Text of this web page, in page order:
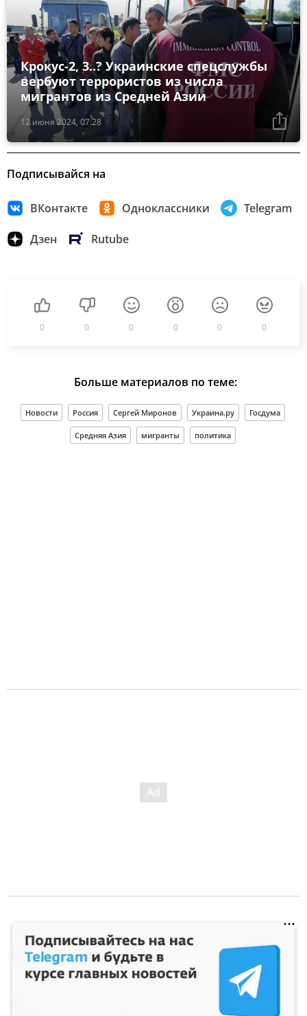
12 июня 2024, 07:28
Крокус-2, 3..? Украинские спецслужбы
вербуют террористов из числа
мигрантов из Средней Азии
Подписывайся на
ВКонтакте Одноклассники Telegram
Дзен Rutube
0 0 0 0 0 0
Больше материалов по теме:
Новости Россия Сергей Миронов Украина.ру Госдума
Средняя Азия мигранты политика